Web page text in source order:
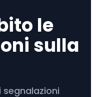
le
sulla
segnalazioni